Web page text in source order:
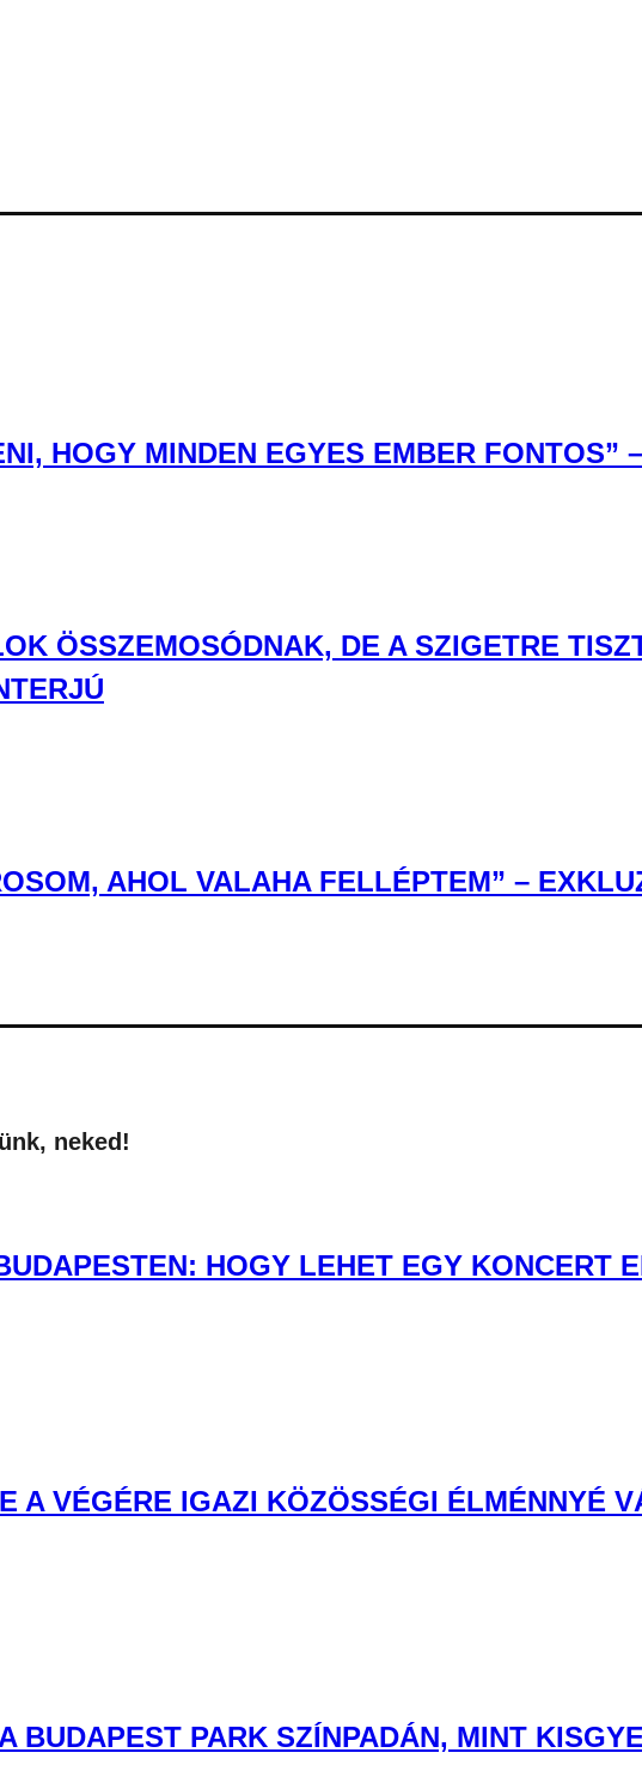
HOGY MINDEN EGYES EMBER FONTOS”
ÖSSZEMOSÓDNAK, DE A SZIGETRE
AHOL VALAHA FELLÉPTEM” –
neked!
HOGY LEHET EGY KONCERT
A VÉGÉRE IGAZI KÖZÖSSÉGI ÉLMÉNNYÉ
BUDAPEST PARK SZÍNPADÁN, MINT